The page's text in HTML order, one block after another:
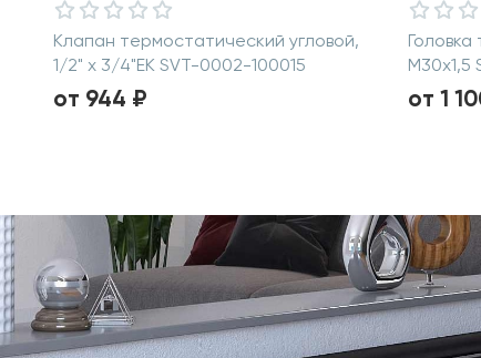
Клапан термостатический угловой,
1/2" х 3/4"ЕК SVT-0002-100015
от 944 ₽
M30x1,5
от 1